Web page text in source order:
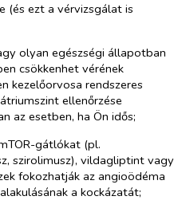
(és ezt a vérvizsgálat is
olyan egészségi állapotban
csökkenhet vérének
kezelőorvosa rendszeres
ellenőrzése
az esetben, ha Ön idős;
gátlókat (pl.
szirolimusz), vildagliptint vagy
fokozhatják az angioödéma
a kockázatát;